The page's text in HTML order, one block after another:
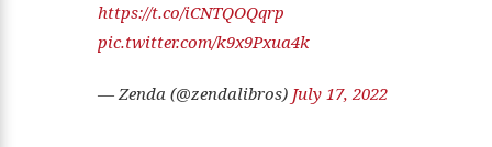
https://t.co/iCNTQOQqrp
pic.twitter.com/k9x9Pxua4k
— Zenda (@zendalibros) July 17, 2022